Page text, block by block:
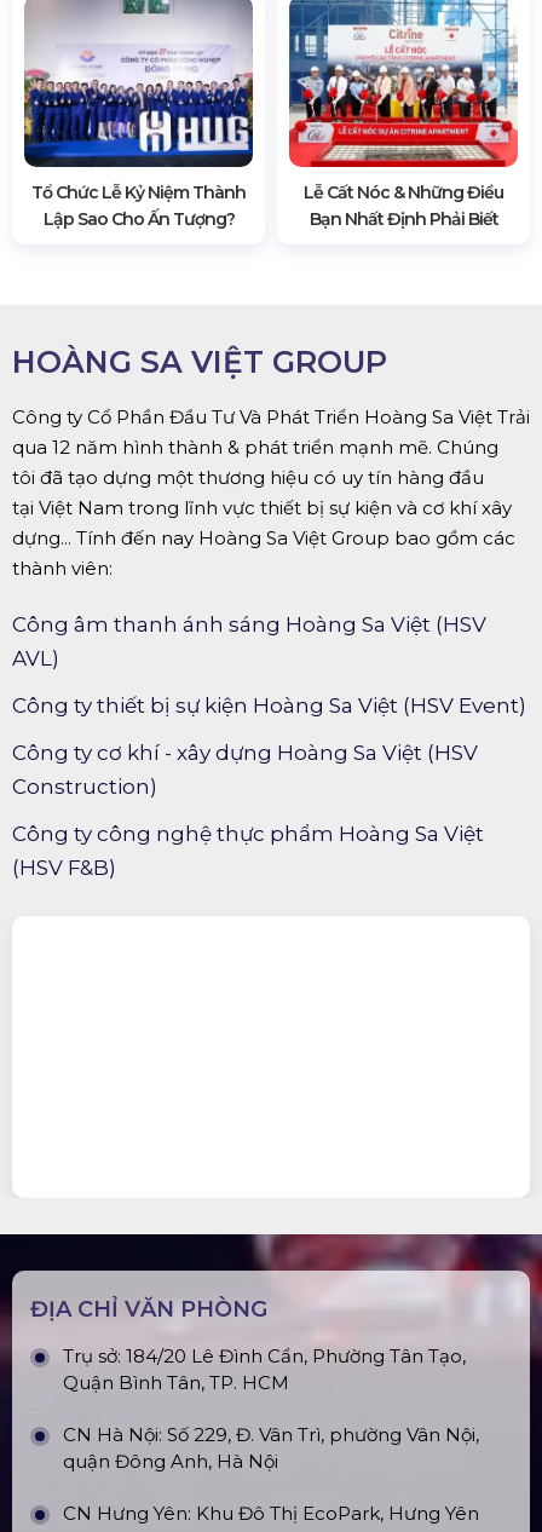
Tổ Chức Lễ Kỷ Niệm Thành
Lập Sao Cho Ấn Tượng?
Lễ Cất Nóc & Những Điều
Bạn Nhất Định Phải Biết
HOÀNG SA VIỆT GROUP
Công ty Cổ Phần Đầu Tư Và Phát Triển Hoàng Sa Việt Trải
qua 12 năm hình thành & phát triển mạnh mẽ. Chúng
tôi đã tạo dựng một thương hiệu có uy tín hàng đầu
tại Việt Nam trong lĩnh vực thiết bị sự kiện và cơ khí xây
dựng... Tính đến nay Hoàng Sa Việt Group bao gồm các
thành viên:
Công âm thanh ánh sáng Hoàng Sa Việt (HSV
AVL)
Công ty thiết bị sự kiện Hoàng Sa Việt (HSV Event)
Công ty cơ khí - xây dựng Hoàng Sa Việt (HSV
Construction)
Công ty công nghệ thực phẩm Hoàng Sa Việt
(HSV F&B)
ĐỊA CHỈ VĂN PHÒNG
Trụ sở: 184/20 Lê Đình Cẩn, Phường Tân Tạo,
Quận Bình Tân, TP. HCM
CN Hà Nội: Số 229, Đ. Vân Trì, phường Vân Nội,
quận Đông Anh, Hà Nội
CN Hưng Yên: Khu Đô Thị EcoPark, Hưng Yên